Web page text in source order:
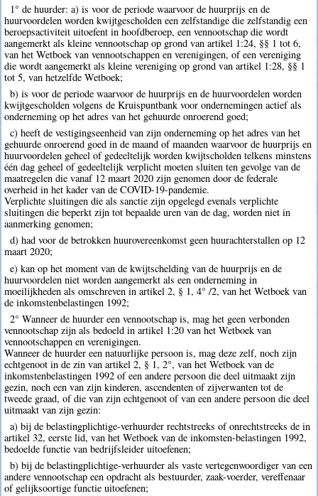
1° de huurder: a) is voor de periode waarvoor de huurprijs en de
huurvoordelen worden kwijtgescholden een zelfstandige die zelfstandig een
beroepsactiviteit uitoefent in hoofdberoep, een vennootschap die wordt
aangemerkt als kleine vennootschap op grond van artikel 1:24, §§ 1 tot 6,
van het Wetboek van vennootschappen en verenigingen, of een vereniging
die wordt aangemerkt als kleine vereniging op grond van artikel 1:28, §§ 1
tot 5, van hetzelfde Wetboek;
b) is voor de periode waarvoor de huurprijs en de huurvoordelen worden
kwijtgescholden volgens de Kruispuntbank voor ondernemingen actief als
onderneming op het adres van het gehuurde onroerend goed;
c) heeft de vestigingseenheid van zijn onderneming op het adres van het
gehuurde onroerend goed in de maand of maanden waarvoor de huurprijs en
huurvoordelen geheel of gedeeltelijk worden kwijtscholden telkens minstens
één dag geheel of gedeeltelijk verplicht moeten sluiten ten gevolge van de
maatregelen die vanaf 12 maart 2020 zijn genomen door de federale
overheid in het kader van de COVID-19-pandemie.
Verplichte sluitingen die als sanctie zijn opgelegd evenals verplichte
sluitingen die beperkt zijn tot bepaalde uren van de dag, worden niet in
aanmerking genomen;
d) had voor de betrokken huurovereenkomst geen huurachterstallen op 12
maart 2020;
e) kan op het moment van de kwijtschelding van de huurprijs en de
huurvoordelen niet worden aangemerkt als een onderneming in
moeilijkheden als omschreven in artikel 2, § 1, 4° /2, van het Wetboek van
de inkomstenbelastingen 1992;
2° Wanneer de huurder een vennootschap is, mag het geen verbonden
vennootschap zijn als bedoeld in artikel 1:20 van het Wetboek van
vennootschappen en verenigingen.
Wanneer de huurder een natuurlijke persoon is, mag deze zelf, noch zijn
echtgenoot in de zin van artikel 2, § 1, 2°, van het Wetboek van de
inkomstenbelastingen 1992 of een andere persoon die deel uitmaakt zijn
gezin, noch een van zijn kinderen, ascendenten of zijverwanten tot de
tweede graad, of die van zijn echtgenoot of van een andere persoon die deel
uitmaakt van zijn gezin:
a) bij de belastingplichtige-verhuurder rechtstreeks of onrechtstreeks de in
artikel 32, eerste lid, van het Wetboek van de inkomsten-belastingen 1992,
bedoelde functie van bedrijfsleider uitoefenen;
b) bij de belastingplichtige-verhuurder als vaste vertegenwoordiger van een
andere vennootschap een opdracht als bestuurder, zaak-voerder, vereffenaar
of gelijksoortige functie uitoefenen;